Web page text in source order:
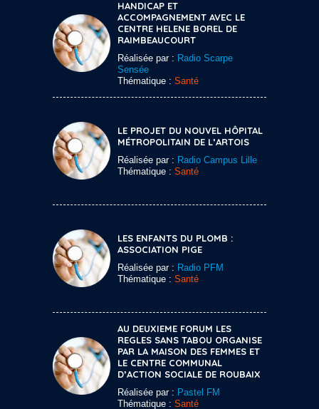
HANDICAP ET
ACCOMPAGNEMENT AVEC LE
CENTRE HELENE BOREL DE
RAIMBEAUCOURT
Réalisée par : Radio Scarpe
Sensée
Thématique : Santé
LE PROJET DU NOUVEL HÔPITAL
MÉTROPOLITAIN DE L’ARTOIS
Réalisée par : Radio Campus Lille
Thématique : Santé
LES ENFANTS DU PLOMB :
ASSOCIATION PIGE
Réalisée par : Radio PFM
Thématique : Santé
AU DEUXIEME FORUM LES
REGLES SANS TABOU ORGANISE
PAR LA MAISON DES FEMMES ET
LE CENTRE COMMUNAL
D’ACTION SOCIALE DE ROUBAIX
Réalisée par : Pastel FM
Thématique : Santé